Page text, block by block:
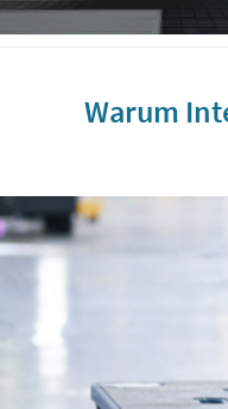
Warum